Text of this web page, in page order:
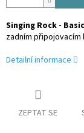
Singing Rock - Basic
zadním připojovacím
Detailní informace
ZEPTAT SE